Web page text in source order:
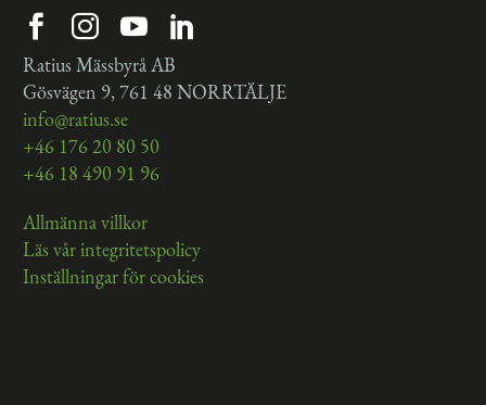
Ratius Mässbyrå AB
Gösvägen 9, 761 48 NORRTÄLJE
info@ratius.se
+46 176 20 80 50
+46 18 490 91 96
Allmänna villkor
Läs vår integritetspolicy
Inställningar för cookies